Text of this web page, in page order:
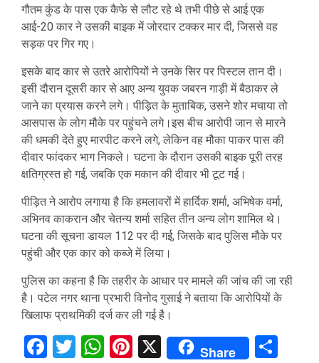
गौतम कुंड के पास एक कैफे से लौट रहे थे तभी पीछे से आई एक
आई-20 कार ने उसकी बाइक में जोरदार टक्कर मार दी, जिससे वह
सड़क पर गिर गए।
इसके बाद कार से उतरे आरोपियों ने उनके सिर पर पिस्टल तान दी।
इसी दौरान दूसरी कार से आए अन्य युवक जबरन गाड़ी में बैठाकर ले
जाने का प्रयास करने लगे। पीड़ित के मुताबिक, उसने शोर मचाया तो
आसपास के लोग मौके पर पहुंचने लगे।इस बीच आरोपी जान से मारने
की धमकी देते हुए मारपीट करने लगे, लेकिन वह मौका पाकर पास की
दीवार फांदकर भाग निकले। घटना के दौरान उसकी बाइक पूरी तरह
क्षतिग्रस्त हो गई, जबकि एक मकान की दीवार भी टूट गई।
पीड़ित ने आरोप लगाया है कि हमलावरों में हार्दिक शर्मा, अभिषेक वर्मा,
अभिनव काकरान और चेतन्य शर्मा सहित तीन अन्य लोग शामिल थे।
घटना की सूचना डायल 112 पर दी गई, जिसके बाद पुलिस मौके पर
पहुंची और एक कार को कब्जे में लिया।
पुलिस का कहना है कि तहरीर के आधार पर मामले की जांच की जा रही
है। पटेल नगर थाना प्रभारी विनोद गुसाई ने बताया कि आरोपियों के
खिलाफ प्राथमिकी दर्ज कर ली गई है।
Facebook
Twitter
WhatsApp
Pinterest
X Share